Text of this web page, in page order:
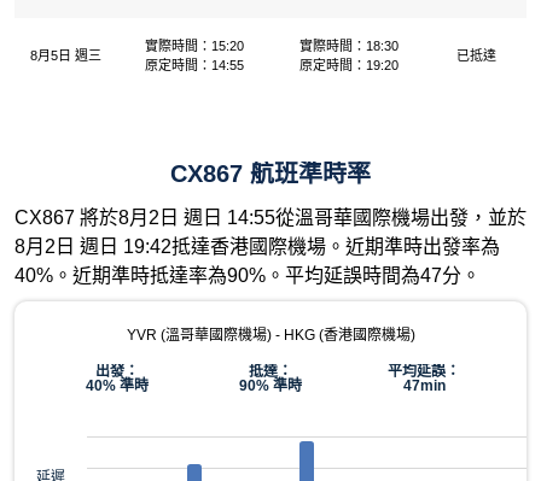
8月5日 週三
實際時間：15:20
原定時間：14:55
實際時間：18:30
原定時間：19:20
已抵達
CX867 航班準時率
CX867 將於8月2日 週日 14:55從溫哥華國際機場出發，並於
8月2日 週日 19:42抵達香港國際機場。近期準時出發率為
40%。近期準時抵達率為90%。平均延誤時間為47分。
YVR (溫哥華國際機場) - HKG (香港國際機場)
出發：
40% 準時
抵達：
90% 準時
平均延誤：
47min
延遲